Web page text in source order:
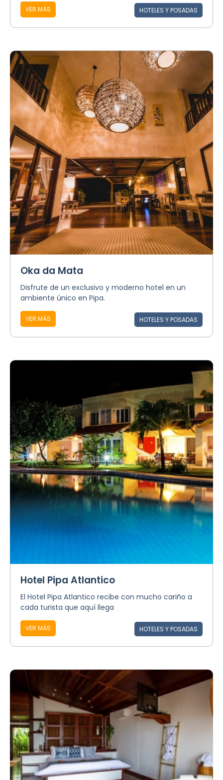
VER MÁS HOTELES Y POSADAS
Oka da Mata
Disfrute de un exclusivo y moderno hotel en un
ambiente único en Pipa.
VER MÁS HOTELES Y POSADAS
Hotel Pipa Atlantico
El Hotel Pipa Atlantico recibe con mucho cariño a
cada turista que aquí llega
VER MÁS HOTELES Y POSADAS